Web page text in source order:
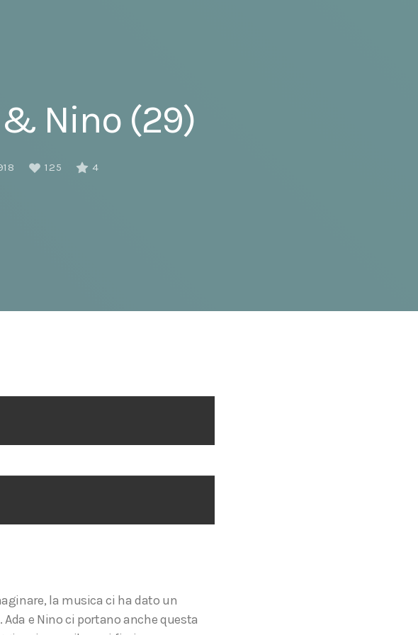
Nino (29)
125 4
la musica ci ha dato un
e Nino ci portano anche questa